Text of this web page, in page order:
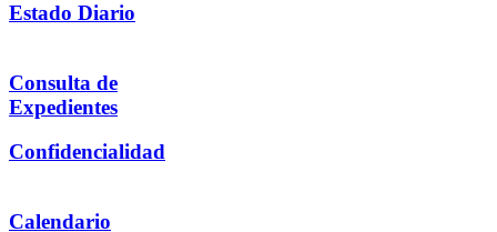
Estado Diario
Consulta de
Expedientes
Confidencialidad
Calendario